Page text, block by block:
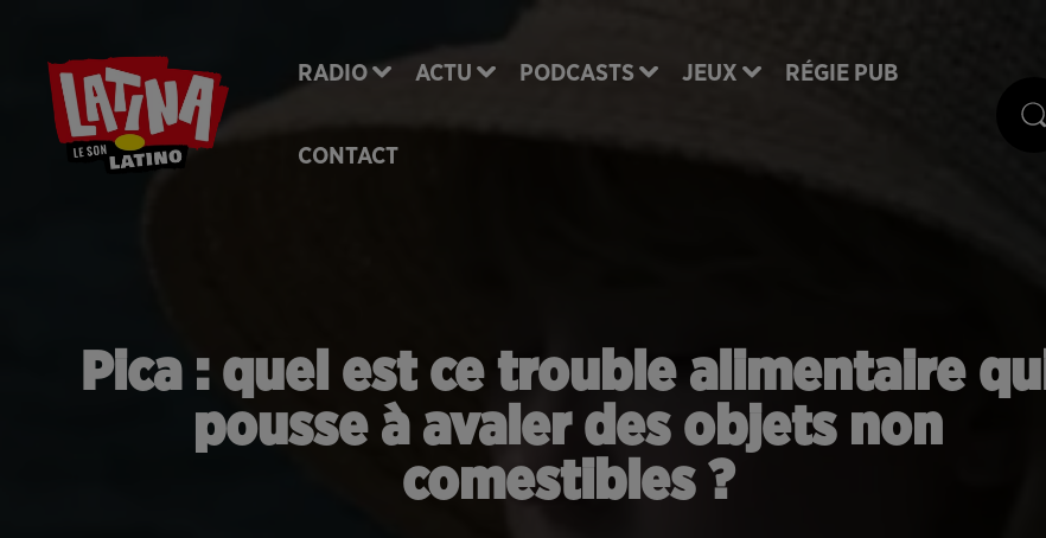
RADIO ACTU PODCASTS JEUX RÉGIE PUB
CONTACT
Pica : quel est ce trouble alimentaire qui
pousse à avaler des objets non
comestibles ?